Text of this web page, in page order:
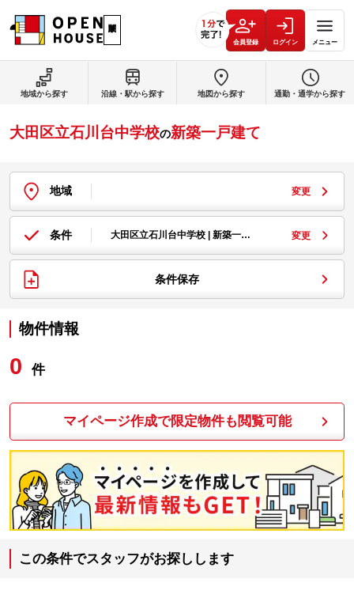
会員登録 ログイン メニュー
大田区立石川台中学校の新築一戸建て
地域 変更
条件 大田区立石川台中学校 | 新築一… 変更
条件保存
物件情報
0 件
マイページ作成で限定物件も閲覧可能
この条件でスタッフがお探しします
地域から探す 沿線・駅から探す 地図から探す 通勤・通学から探す